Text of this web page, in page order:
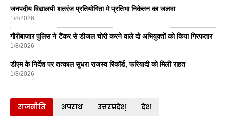
जनपदीय विद्यालयी शतरंज प्रतियोगिता मे प्रतिभा निकेतन का जलवा
1/8/2026
गौरीबाजार पुलिस ने टैंकर से डीजल चोरी करने वाले दो अभियुक्तों को किया गिरफतार
1/8/2026
डीएम के निर्देश पर तत्काल सुधरा राजस्व रिकॉर्ड, फरियादी को मिली राहत
1/8/2026
राजनीति अपराध उत्तरप्रदेश् देश